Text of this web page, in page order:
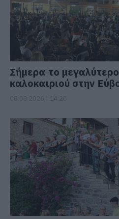
Σήμερα το
καλοκαιριού στην